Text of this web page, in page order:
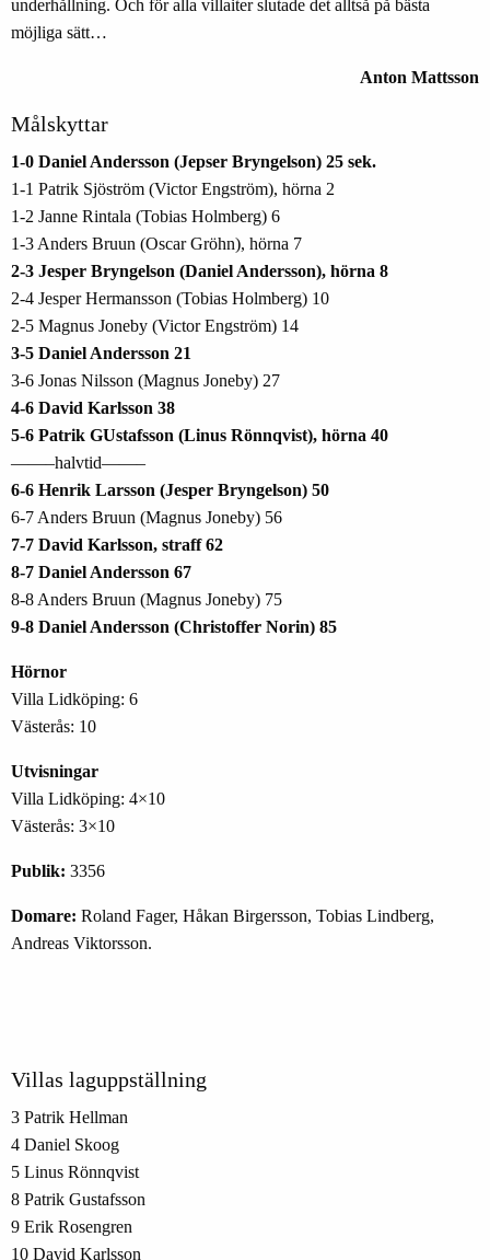
underhållning. Och för alla villaiter slutade det alltså på bästa
möjliga sätt…
Anton Mattsson
Målskyttar
1-0 Daniel Andersson (Jepser Bryngelson) 25 sek.
1-1 Patrik Sjöström (Victor Engström), hörna 2
1-2 Janne Rintala (Tobias Holmberg) 6
1-3 Anders Bruun (Oscar Gröhn), hörna 7
2-3 Jesper Bryngelson (Daniel Andersson), hörna 8
2-4 Jesper Hermansson (Tobias Holmberg) 10
2-5 Magnus Joneby (Victor Engström) 14
3-5 Daniel Andersson 21
3-6 Jonas Nilsson (Magnus Joneby) 27
4-6 David Karlsson 38
5-6 Patrik GUstafsson (Linus Rönnqvist), hörna 40
——–halvtid——–
6-6 Henrik Larsson (Jesper Bryngelson) 50
6-7 Anders Bruun (Magnus Joneby) 56
7-7 David Karlsson, straff 62
8-7 Daniel Andersson 67
8-8 Anders Bruun (Magnus Joneby) 75
9-8 Daniel Andersson (Christoffer Norin) 85
Hörnor
Villa Lidköping: 6
Västerås: 10
Utvisningar
Villa Lidköping: 4×10
Västerås: 3×10
Publik: 3356
Domare: Roland Fager, Håkan Birgersson, Tobias Lindberg,
Andreas Viktorsson.
Villas laguppställning
3 Patrik Hellman
4 Daniel Skoog
5 Linus Rönnqvist
8 Patrik Gustafsson
9 Erik Rosengren
10 David Karlsson